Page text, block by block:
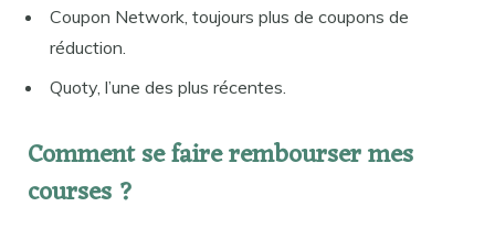
Coupon Network, toujours plus de coupons de
réduction.
Quoty, l’une des plus récentes.
Comment se faire rembourser mes
courses ?